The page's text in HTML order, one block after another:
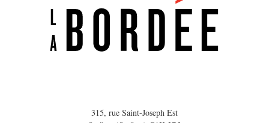
315, rue Saint-Joseph Est